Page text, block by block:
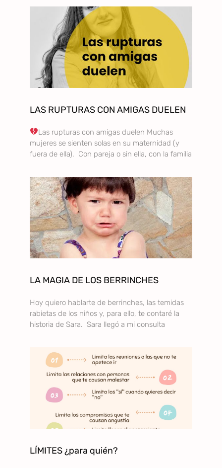
LAS RUPTURAS CON AMIGAS DUELEN
Las rupturas con amigas duelen Muchas
mujeres se sienten solas en su maternidad (y
fuera de ella). Con pareja o sin ella, con la familia
LA MAGIA DE LOS BERRINCHES
Hoy quiero hablarte de berrinches, las temidas
rabietas de los niños y, para ello, te contaré la
historia de Sara. Sara llegó a mi consulta
LÍMITES ¿para quién?